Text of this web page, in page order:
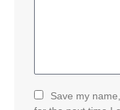
Save my